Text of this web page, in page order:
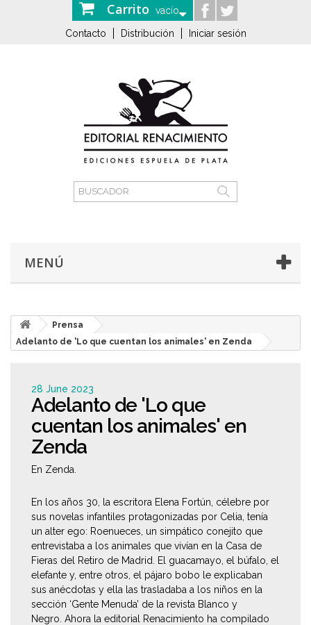
Carrito vacío
Contacto Distribución Iniciar sesión
MENÚ
Prensa
Adelanto de 'Lo que cuentan los animales' en Zenda
28 June 2023
Adelanto de 'Lo que
cuentan los animales' en
Zenda
En Zenda.
En los años 30, la escritora Elena Fortún, célebre por
sus novelas infantiles protagonizadas por Celia, tenía
un alter ego: Roenueces, un simpático conejito que
entrevistaba a los animales que vivían en la Casa de
Fieras del Retiro de Madrid. El guacamayo, el búfalo, el
elefante y, entre otros, el pájaro bobo le explicaban
sus anécdotas y ella las trasladaba a los niños en la
sección ‘Gente Menuda’ de la revista Blanco y
Negro. Ahora la editorial Renacimiento ha compilado